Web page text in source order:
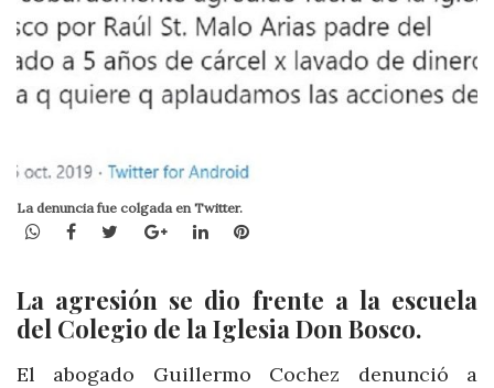
La denuncia fue colgada en Twitter.
WhatsApp
Facebook
TwitterGoogle+LinkedInPinterest
La agresión se dio frente a la escuela
del Colegio de la Iglesia Don Bosco.
El abogado Guillermo Cochez denunció a